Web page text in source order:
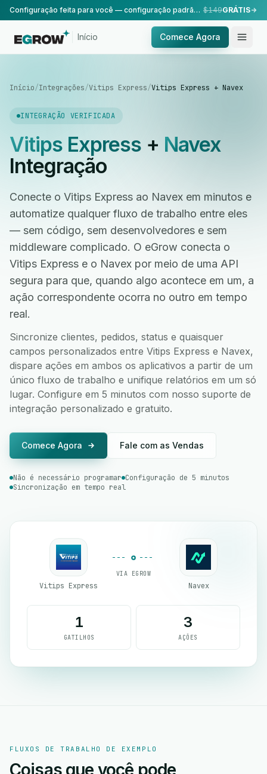
Configuração feita para você — configuração padrão, realizada pela nossa equipe. $149GRÁTIS
Início Comece Agora
Início/Integrações/Vitips Express/Vitips Express + Navex
INTEGRAÇÃO VERIFICADA
Vitips Express+ Navex
Integração
Conecte o Vitips Express ao Navex em minutos e
automatize qualquer fluxo de trabalho entre eles
— sem código, sem desenvolvedores e sem
middleware complicado. O eGrow conecta o
Vitips Express e o Navex por meio de uma API
segura para que, quando algo acontece em um, a
ação correspondente ocorra no outro em tempo
real.
Sincronize clientes, pedidos, status e quaisquer
campos personalizados entre Vitips Express e Navex,
dispare ações em ambos os aplicativos a partir de um
único fluxo de trabalho e unifique relatórios em um só
lugar. Configure em 5 minutos com nosso suporte de
integração personalizado e gratuito.
Comece Agora Fale com as Vendas
Não é necessário programar Configuração de 5 minutos
Sincronização em tempo real
Vitips Express
VIA EGROW
Navex
1
GATILHOS
3
AÇÕES
FLUXOS DE TRABALHO DE EXEMPLO
Coisas que você pode